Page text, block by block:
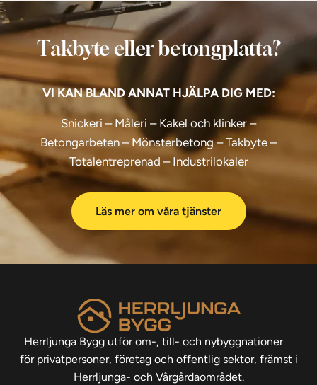
Takbyte eller betongplatta?
VI KAN BLAND ANNAT HJÄLPA DIG MED:
Snickeri – Måleri – Kakel och klinker –
Betongarbeten – Mönsterbetong – Takbyte –
Totalentreprenad – Industrilokaler
Läs mer om våra tjänster
Herrljunga Bygg utför om-, till- och nybyggnationer
för privatpersoner, företag och offentlig sektor, främst i
Herrljunga- och Vårgårdaområdet.